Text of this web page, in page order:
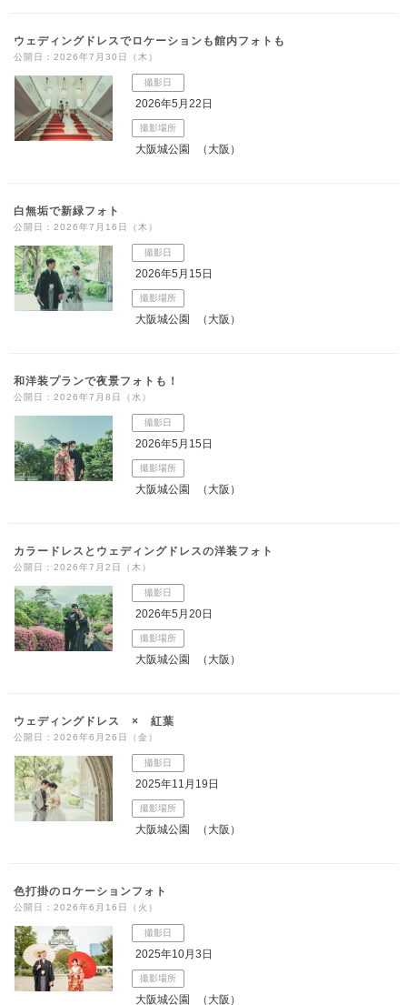
ウェディングドレスでロケーションも館内フォトも
公開日：2026年7月30日（木）
撮影日
2026年5月22日
撮影場所
大阪城公園 （大阪）
白無垢で新緑フォト
公開日：2026年7月16日（木）
撮影日
2026年5月15日
撮影場所
大阪城公園 （大阪）
和洋装プランで夜景フォトも！
公開日：2026年7月8日（水）
撮影日
2026年5月15日
撮影場所
大阪城公園 （大阪）
カラードレスとウェディングドレスの洋装フォト
公開日：2026年7月2日（木）
撮影日
2026年5月20日
撮影場所
大阪城公園 （大阪）
ウェディングドレス × 紅葉
公開日：2026年6月26日（金）
撮影日
2025年11月19日
撮影場所
大阪城公園 （大阪）
色打掛のロケーションフォト
公開日：2026年6月16日（火）
撮影日
2025年10月3日
撮影場所
大阪城公園 （大阪）